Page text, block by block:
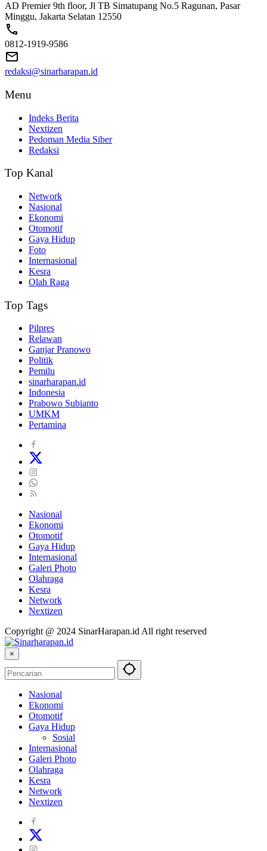
AD Premier 9th floor, Jl TB Simatupang No.5 Ragunan, Pasar
Minggu, Jakarta Selatan 12550
0812-1919-9586
redaksi@sinarharapan.id
Menu
Indeks Berita
Nextizen
Pedoman Media Siber
Redaksi
Top Kanal
Network
Nasional
Ekonomi
Otomotif
Gaya Hidup
Foto
Internasional
Kesra
Olah Raga
Top Tags
Pilpres
Relawan
Ganjar Pranowo
Politik
Pemilu
sinarharapan.id
Indonesia
Prabowo Subianto
UMKM
Pertamina
Nasional
Ekonomi
Otomotif
Gaya Hidup
Internasional
Galeri Photo
Olahraga
Kesra
Network
Nextizen
Copyright @ 2024 SinarHarapan.id All right reserved
×
Nasional
Ekonomi
Otomotif
Gaya Hidup
Sosial
Internasional
Galeri Photo
Olahraga
Kesra
Network
Nextizen